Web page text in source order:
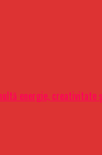
energie, creativitate